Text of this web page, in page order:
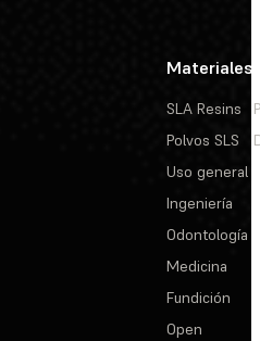
Materiales
SLA Resins
Polvos SLS
Uso general
Ingeniería
Odontología
Medicina
Fundición
Open